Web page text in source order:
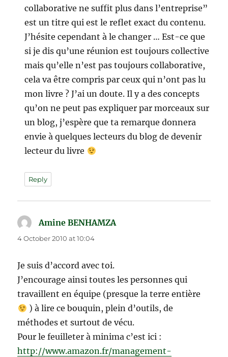
collaborative ne suffit plus dans l’entreprise”
est un titre qui est le reflet exact du contenu.
J’hésite cependant à le changer … Est-ce que
si je dis qu’une réunion est toujours collective
mais qu’elle n’est pas toujours collaborative,
cela va être compris par ceux qui n’ont pas lu
mon livre ? J’ai un doute. Il y a des concepts
qu’on ne peut pas expliquer par morceaux sur
un blog, j’espère que ta remarque donnera
envie à quelques lecteurs du blog de devenir
lecteur du livre
Reply
Amine BENHAMZAsays:
4 October 2010 at 10:04
Je suis d’accord avec toi.
J’encourage ainsi toutes les personnes qui
travaillent en équipe (presque la terre entière
) à lire ce bouquin, plein d’outils, de
méthodes et surtout de vécu.
Pour le feuilleter à minima c’est ici :
http://www.amazon.fr/management-